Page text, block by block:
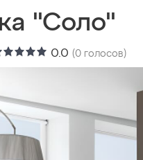
"Соло"
0.0 (0 голосов)